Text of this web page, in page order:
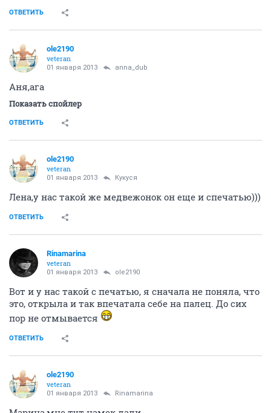
ОТВЕТИТЬ
ole2190
veteran
01 января 2013 anna_dub
Аня,ага
Показать спойлер
ОТВЕТИТЬ
ole2190
veteran
01 января 2013 Кукуся
Лена,у нас такой же медвежонок он еще и спечатью)))
ОТВЕТИТЬ
Rinamarina
veteran
01 января 2013 ole2190
Вот и у нас такой с печатью, я сначала не поняла, что
это, открыла и так впечатала себе на палец. До сих
пор не отмывается
ОТВЕТИТЬ
ole2190
veteran
01 января 2013 Rinamarina